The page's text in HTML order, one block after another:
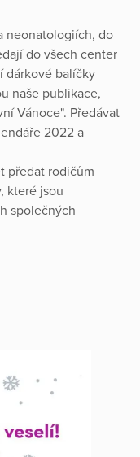
neonatologiích, do
do všech center
dárkové balíčky
naše publikace,
Vánoce". Předávat
2022 a
předat rodičům
které jsou
společných